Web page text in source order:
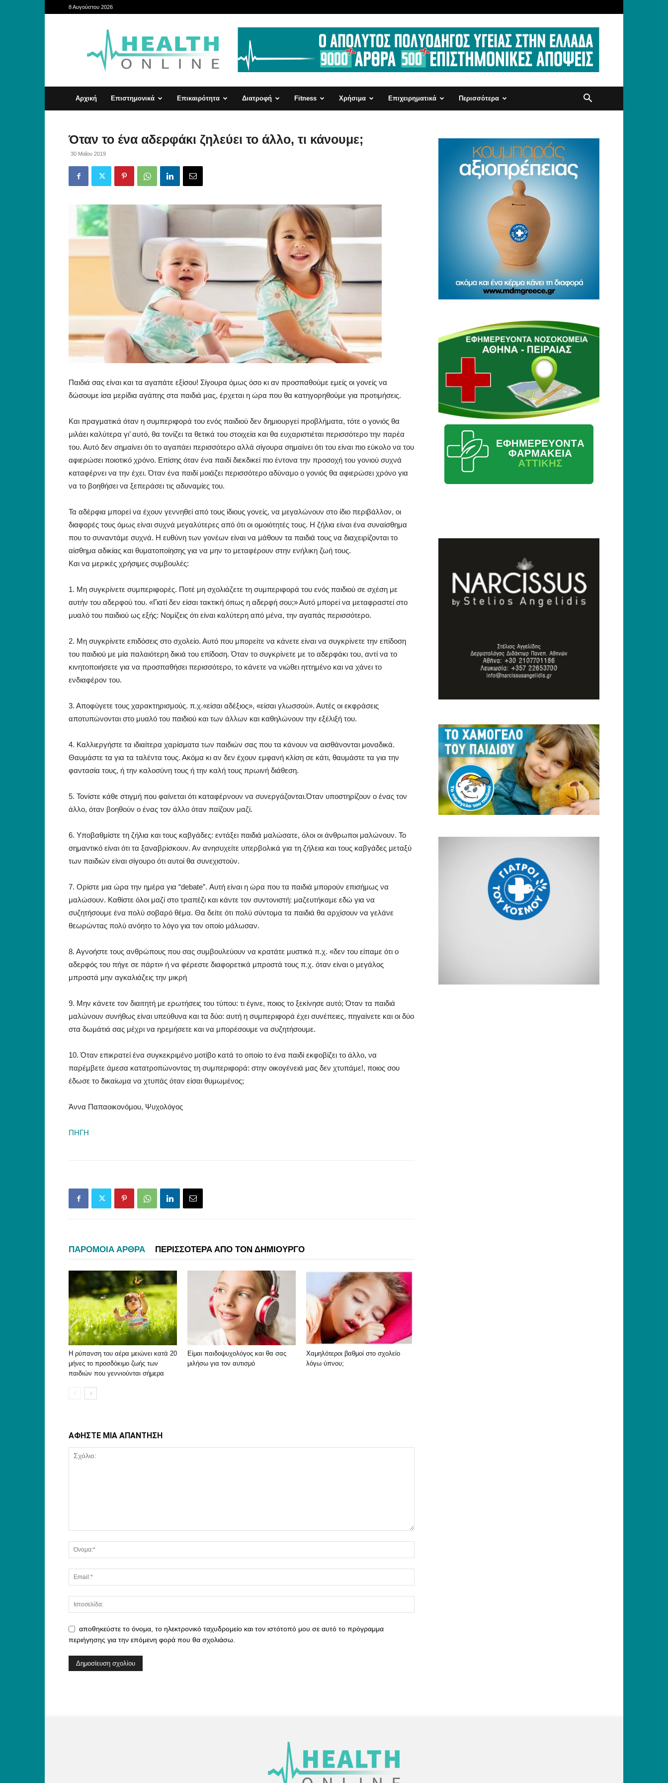
8 Αυγούστου 2026
HealthOnline
Αρχική Επιστημονικά Επικαιρότητα Διατροφή Fitness Χρήσιμα Επιχειρηματικά Περισσότερα
Όταν το ένα αδερφάκι ζηλεύει το άλλο, τι κάνουμε;
30 Μαΐου 2019
Παιδιά σας είναι και τα αγαπάτε εξίσου! Σίγουρα όμως όσο κι αν προσπαθούμε εμείς οι γονείς να
δώσουμε ίσα μερίδια αγάπης στα παιδιά μας, έρχεται η ώρα που θα κατηγορηθούμε για προτιμήσεις.
Και πραγματικά όταν η συμπεριφορά του ενός παιδιού δεν δημιουργεί προβλήματα, τότε ο γονιός θα
μιλάει καλύτερα γι’ αυτό, θα τονίζει τα θετικά του στοιχεία και θα ευχαριστιέται περισσότερο την παρέα
του. Αυτό δεν σημαίνει ότι το αγαπάει περισσότερο αλλά σίγουρα σημαίνει ότι του είναι πιο εύκολο να του
αφιερώσει ποιοτικό χρόνο. Επίσης όταν ένα παιδί διεκδικεί πιο έντονα την προσοχή του γονιού συχνά
καταφέρνει να την έχει. Όταν ένα παιδί μοιάζει περισσότερο αδύναμο ο γονιός θα αφιερώσει χρόνο για
να το βοηθήσει να ξεπεράσει τις αδυναμίες του.
Τα αδέρφια μπορεί να έχουν γεννηθεί από τους ίδιους γονείς, να μεγαλώνουν στο ίδιο περιβάλλον, οι
διαφορές τους όμως είναι συχνά μεγαλύτερες από ότι οι ομοιότητές τους. Η ζήλια είναι ένα συναίσθημα
που το συναντάμε συχνά. Η ευθύνη των γονέων είναι να μάθουν τα παιδιά τους να διαχειρίζονται το
αίσθημα αδικίας και θυματοποίησης για να μην το μεταφέρουν στην ενήλικη ζωή τους.
Και να μερικές χρήσιμες συμβουλές:
1. Μη συγκρίνετε συμπεριφορές. Ποτέ μη σχολιάζετε τη συμπεριφορά του ενός παιδιού σε σχέση με
αυτήν του αδερφού του. «Γιατί δεν είσαι τακτική όπως η αδερφή σου;» Αυτό μπορεί να μεταφραστεί στο
μυαλό του παιδιού ως εξής: Νομίζεις ότι είναι καλύτερη από μένα, την αγαπάς περισσότερο.
2. Μη συγκρίνετε επιδόσεις στο σχολείο. Αυτό που μπορείτε να κάνετε είναι να συγκρίνετε την επίδοση
του παιδιού με μία παλαιότερη δικιά του επίδοση. Όταν το συγκρίνετε με το αδερφάκι του, αντί να το
κινητοποιήσετε για να προσπαθήσει περισσότερο, το κάνετε να νιώθει ηττημένο και να χάνει το
ενδιαφέρον του.
3. Αποφύγετε τους χαρακτηρισμούς. π.χ.«είσαι αδέξιος», «είσαι γλωσσού». Αυτές οι εκφράσεις
αποτυπώνονται στο μυαλό του παιδιού και των άλλων και καθηλώνουν την εξέλιξή του.
4. Καλλιεργήστε τα ιδιαίτερα χαρίσματα των παιδιών σας που τα κάνουν να αισθάνονται μοναδικά.
Θαυμάστε τα για τα ταλέντα τους. Ακόμα κι αν δεν έχουν εμφανή κλίση σε κάτι, θαυμάστε τα για την
φαντασία τους, ή την καλοσύνη τους ή την καλή τους πρωινή διάθεση.
5. Τονίστε κάθε στιγμή που φαίνεται ότι καταφέρνουν να συνεργάζονται.Όταν υποστηρίζουν ο ένας τον
άλλο, όταν βοηθούν ο ένας τον άλλο όταν παίζουν μαζί.
6. Υποβαθμίστε τη ζήλια και τους καβγάδες: εντάξει παιδιά μαλώσατε, όλοι οι άνθρωποι μαλώνουν. Το
σημαντικό είναι ότι τα ξαναβρίσκουν. Αν ανησυχείτε υπερβολικά για τη ζήλεια και τους καβγάδες μεταξύ
των παιδιών είναι σίγουρο ότι αυτοί θα συνεχιστούν.
7. Ορίστε μια ώρα την ημέρα για “debate”. Αυτή είναι η ώρα που τα παιδιά μπορούν επισήμως να
μαλώσουν. Καθίστε όλοι μαζί στο τραπέζι και κάντε τον συντονιστή: μαζευτήκαμε εδώ για να
συζητήσουμε ένα πολύ σοβαρό θέμα. Θα δείτε ότι πολύ σύντομα τα παιδιά θα αρχίσουν να γελάνε
θεωρώντας πολύ ανόητο το λόγο για τον οποίο μάλωσαν.
8. Αγνοήστε τους ανθρώπους που σας συμβουλεύουν να κρατάτε μυστικά π.χ. «δεν του είπαμε ότι ο
αδερφός του πήγε σε πάρτι» ή να φέρεστε διαφορετικά μπροστά τους π.χ. όταν είναι ο μεγάλος
μπροστά μην αγκαλιάζεις την μικρή
9. Μην κάνετε τον διαιτητή με ερωτήσεις του τύπου: τι έγινε, ποιος το ξεκίνησε αυτό; Όταν τα παιδιά
μαλώνουν συνήθως είναι υπεύθυνα και τα δύο: αυτή η συμπεριφορά έχει συνέπειες, πηγαίνετε και οι δύο
στα δωμάτιά σας μέχρι να ηρεμήσετε και να μπορέσουμε να συζητήσουμε.
10. Όταν επικρατεί ένα συγκεκριμένο μοτίβο κατά το οποίο το ένα παιδί εκφοβίζει το άλλο, να
παρέμβετε άμεσα κατατροπώνοντας τη συμπεριφορά: στην οικογένειά μας δεν χτυπάμε!, ποιος σου
έδωσε το δικαίωμα να χτυπάς όταν είσαι θυμωμένος;
Άννα Παπαοικονόμου, Ψυχολόγος
ΠΗΓΗ
ΠΑΡΟΜΟΙΑ ΑΡΘΡΑ ΠΕΡΙΣΣΟΤΕΡΑ ΑΠΟ ΤΟΝ ΔΗΜΙΟΥΡΓΟ
Η ρύπανση του αέρα μειώνει κατά 20
μήνες το προσδόκιμο ζωής των
παιδιών που γεννιούνται σήμερα
Είμαι παιδοψυχολόγος και θα σας
μιλήσω για τον αυτισμό
Χαμηλότεροι βαθμοί στο σχολείο
λόγω ύπνου;
ΑΦΗΣΤΕ ΜΙΑ ΑΠΑΝΤΗΣΗ
αποθηκεύστε το όνομα, το ηλεκτρονικό ταχυδρομείο και τον ιστότοπό μου σε αυτό το πρόγραμμα
περιήγησης για την επόμενη φορά που θα σχολιάσω.